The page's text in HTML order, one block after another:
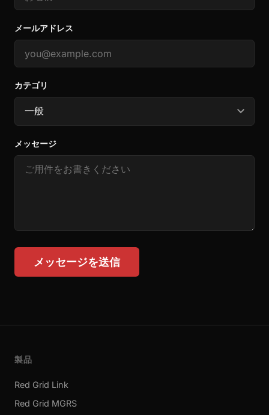
メールアドレス
カテゴリ
メッセージ
メッセージを送信
製品
Red Grid Link
Red Grid MGRS